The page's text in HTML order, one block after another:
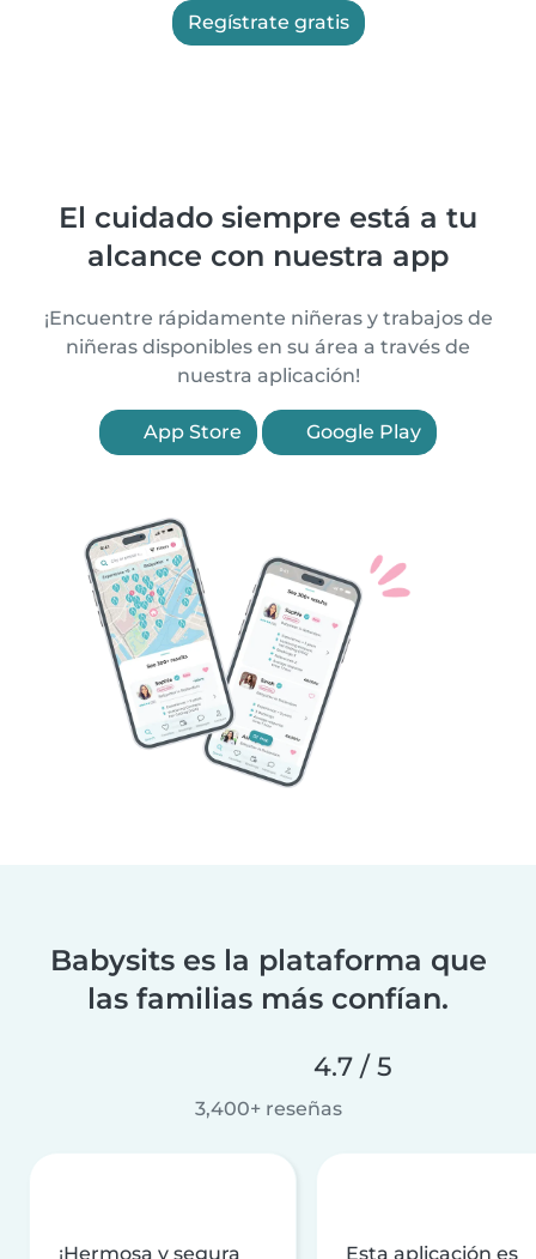
Regístrate gratis
El cuidado siempre está a tu
alcance con nuestra app
¡Encuentre rápidamente niñeras y trabajos de
niñeras disponibles en su área a través de
nuestra aplicación!
App Store Google Play
Babysits es la plataforma que
las familias más confían.
4.7 / 5
3,400+ reseñas
¡Hermosa y segura
Esta aplicación es